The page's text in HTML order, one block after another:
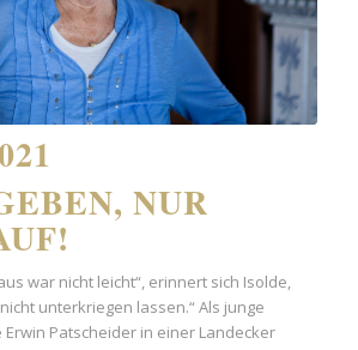
NUR
war nicht leicht“, erinnert sich Isolde,
unterkriegen lassen.“ Als junge
Patscheider in einer Landecker